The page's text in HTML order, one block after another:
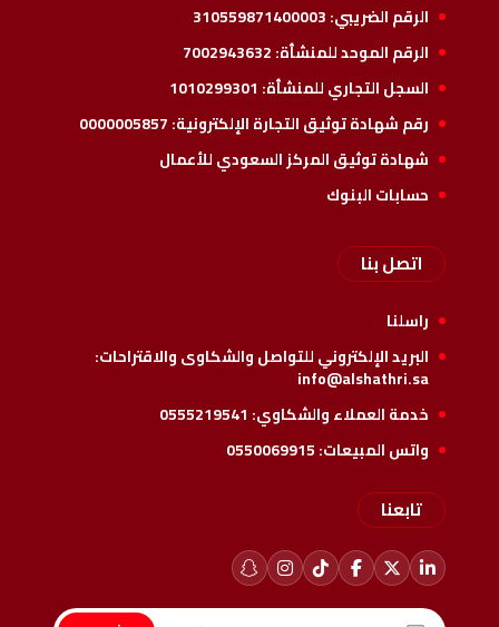
الرقم الضريبي:310559871400003
الرقم الموحد للمنشأة:7002943632
السجل التجاري للمنشأة: 1010299301
رقم شهادة توثيق التجارة الإلكترونية:0000005857
شهادة توثيق المركز السعودي للأعمال
حسابات البنوك
اتصل بنا
راسلنا
البريد الإلكتروني للتواصل والشكاوى والاقتراحات:
info@alshathri.sa
خدمة العملاء والشكاوي: 0555219541
واتس المبيعات:0550069915
تابعنا